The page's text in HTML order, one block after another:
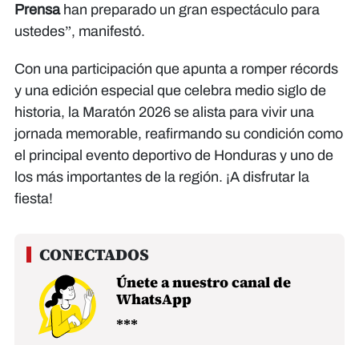
Prensa han preparado un gran espectáculo para
ustedes”, manifestó.
Con una participación que apunta a romper récords
y una edición especial que celebra medio siglo de
historia, la Maratón 2026 se alista para vivir una
jornada memorable, reafirmando su condición como
el principal evento deportivo de Honduras y uno de
los más importantes de la región. ¡A disfrutar la
fiesta!
Únete a nuestro canal de
WhatsApp